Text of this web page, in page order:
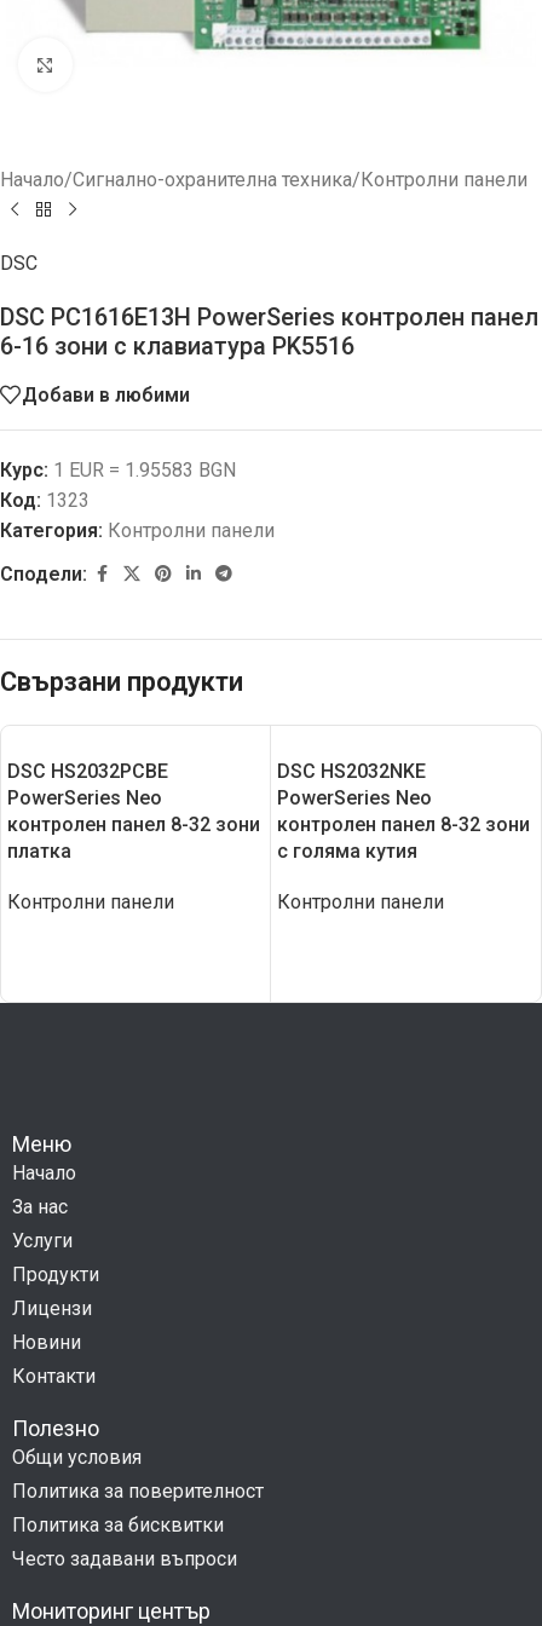
Начало/Сигнално-охранителна техника/Контролни панели
DSC
DSC PC1616E13H PowerSeries контролен панел
6-16 зони с клавиатура PK5516
Добави в любими
Курс: 1 EUR = 1.95583 BGN
Код: 1323
Категория: Контролни панели
Сподели:
Свързани продукти
DSC HS2032PCBE
PowerSeries Neo
контролен панел 8-32 зони
платка
Контролни панели
DSC HS2032NKE
PowerSeries Neo
контролен панел 8-32 зони
с голяма кутия
Контролни панели
Меню
Начало
За нас
Услуги
Продукти
Лицензи
Новини
Контакти
Полезно
Общи условия
Политика за поверителност
Политика за бисквитки
Често задавани въпроси
Мониторинг център